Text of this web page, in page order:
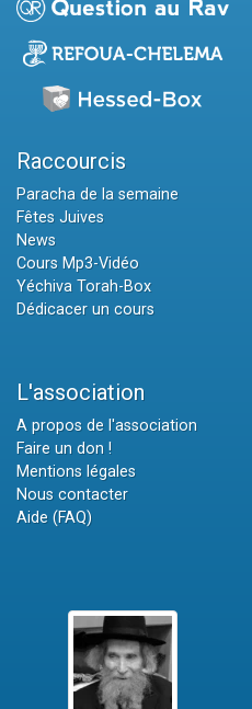
Raccourcis
Paracha de la semaine
Fêtes Juives
News
Cours Mp3-Vidéo
Yéchiva Torah-Box
Dédicacer un cours
L'association
A propos de l'association
Faire un don !
Mentions légales
Nous contacter
Aide (FAQ)